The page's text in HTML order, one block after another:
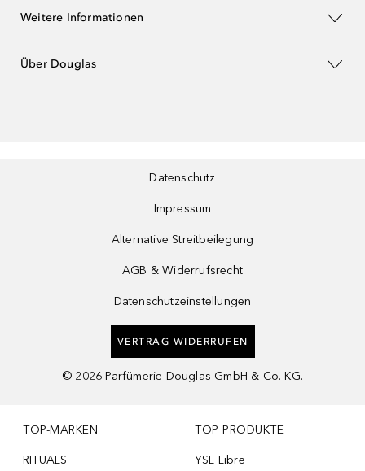
Weitere Informationen
Über Douglas
Datenschutz
Impressum
Alternative Streitbeilegung
AGB & Widerrufsrecht
Datenschutzeinstellungen
VERTRAG WIDERRUFEN
© 2026 Parfümerie Douglas GmbH & Co. KG.
TOP-MARKEN
RITUALS
TOP PRODUKTE
YSL Libre